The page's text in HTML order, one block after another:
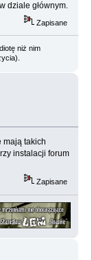
dziale głównym.
Zapisane
niż nim
mają takich
instalacji forum
Zapisane